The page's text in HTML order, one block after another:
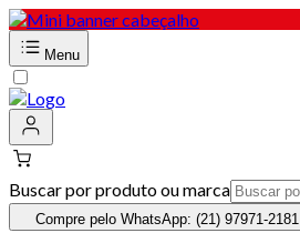
Menu
Buscar por produto ou marca
Compre pelo WhatsApp: (21) 97971-2181